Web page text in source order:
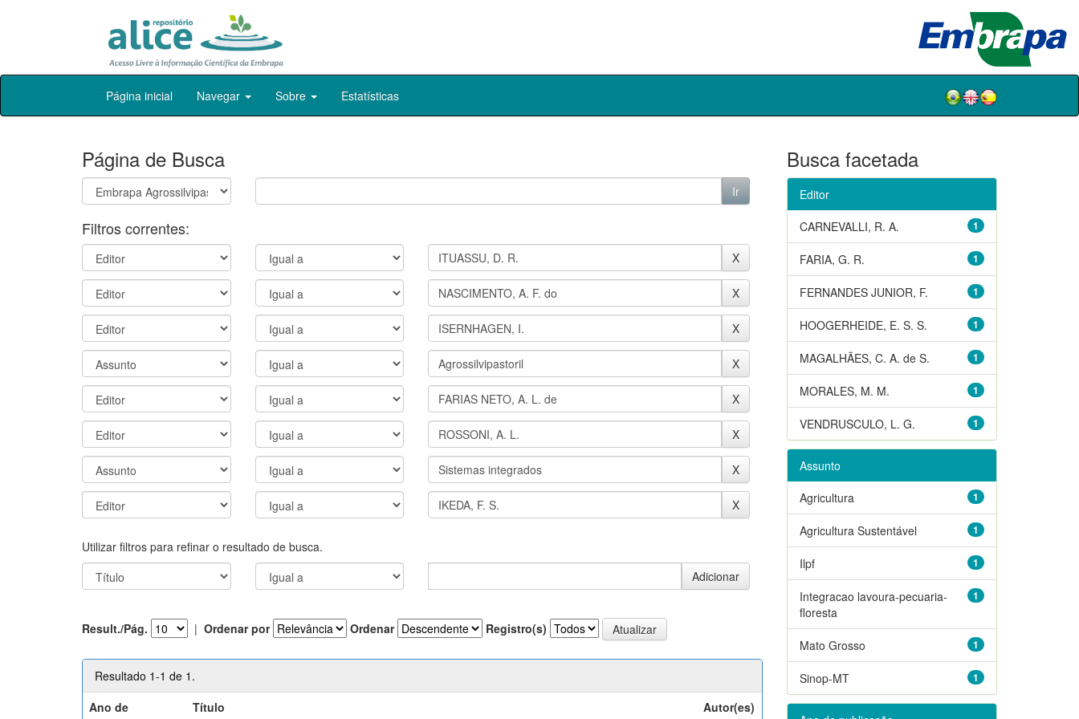
Skip
Página inicial Navegar Sobre Estatísticas
Página de Busca
Filtros correntes:
Utilizar filtros para refinar o resultado de busca.
Result./Pág. | Ordenar por Ordenar Registro(s)
Resultado 1-1 de 1.
Ano de
Título Autor(es)
Busca facetada
Editor
1
CARNEVALLI, R. A.
1
FARIA, G. R.
1
FERNANDES JUNIOR, F.
1
HOOGERHEIDE, E. S. S.
1
MAGALHÃES, C. A. de S.
1
MORALES, M. M.
1
VENDRUSCULO, L. G.
Assunto
1
Agricultura
1
Agricultura Sustentável
1
Ilpf
1
Integracao lavoura-pecuaria-
floresta
1
Mato Grosso
1
Sinop-MT